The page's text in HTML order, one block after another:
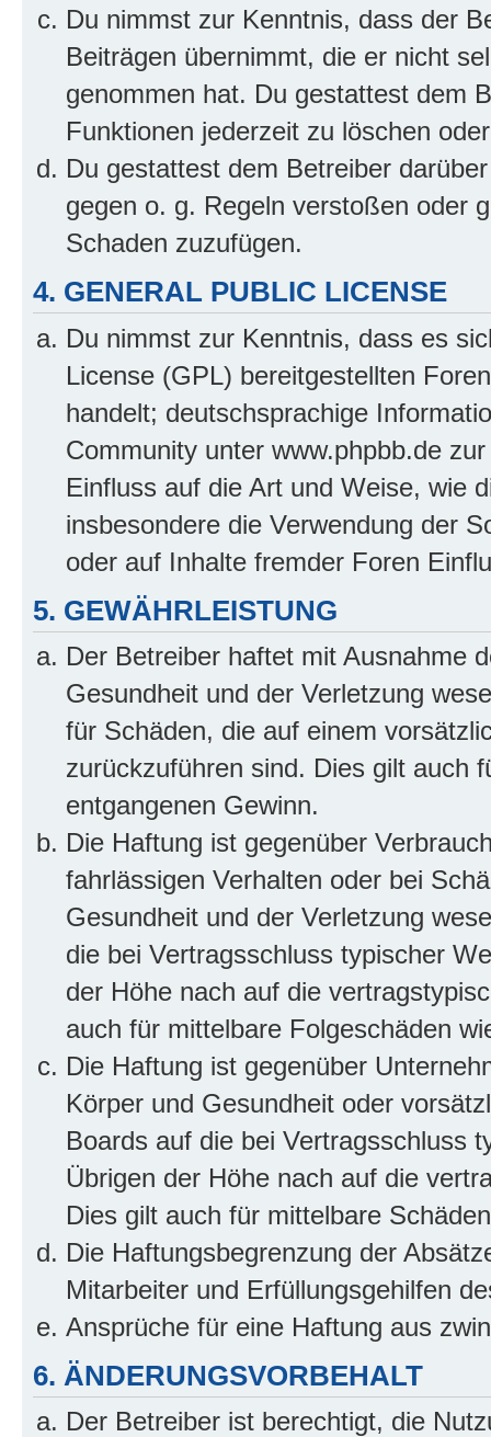
Du nimmst zur Kenntnis, dass der
Beiträgen übernimmt, die er nicht
genommen hat. Du gestattest dem
Funktionen jederzeit zu löschen
Du gestattest dem Betreiber
gegen o. g. Regeln verstoßen oder
Schaden zuzufügen.
4. GENERAL PUBLIC LICENSE
Du nimmst zur Kenntnis, dass es
License (GPL) bereitgestellten
handelt; deutschsprachige
Community unter www.phpbb.de
Einfluss auf die Art und Weise, wie
insbesondere die Verwendung der
oder auf Inhalte fremder Foren
5. GEWÄHRLEISTUNG
Der Betreiber haftet mit Ausnahme
Gesundheit und der Verletzung
für Schäden, die auf einem
zurückzuführen sind. Dies gilt auch
entgangenen Gewinn.
Die Haftung ist gegenüber
fahrlässigen Verhalten oder bei
Gesundheit und der Verletzung
die bei Vertragsschluss typischer
der Höhe nach auf die
auch für mittelbare Folgeschäden
Die Haftung ist gegenüber
Körper und Gesundheit oder
Boards auf die bei Vertragsschluss
Übrigen der Höhe nach auf die
Dies gilt auch für mittelbare
Die Haftungsbegrenzung der
Mitarbeiter und Erfüllungsgehilfen
Ansprüche für eine Haftung aus
6. ÄNDERUNGSVORBEHALT
Der Betreiber ist berechtigt, die